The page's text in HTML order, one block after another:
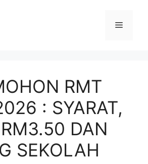
Menu
RMT
: SYARAT,
DAN
SEKOLAH